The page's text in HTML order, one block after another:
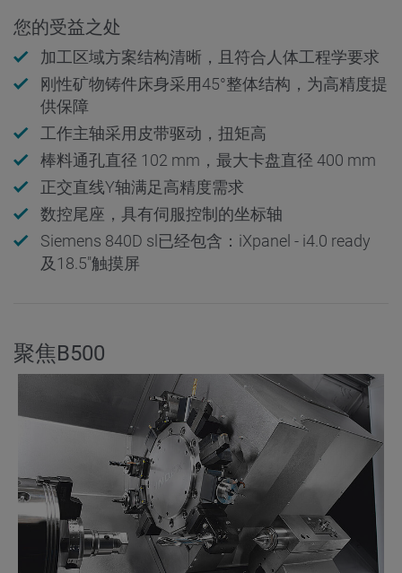
您的受益之处
加工区域方案结构清晰，且符合人体工程学要求
刚性矿物铸件床身采用45°整体结构，为高精度提
供保障
工作主轴采用皮带驱动，扭矩高
棒料通孔直径 102 mm，最大卡盘直径 400 mm
正交直线Y轴满足高精度需求
数控尾座，具有伺服控制的坐标轴
Siemens 840D sl已经包含：iXpanel - i4.0 ready
及18.5"触摸屏
聚焦B500